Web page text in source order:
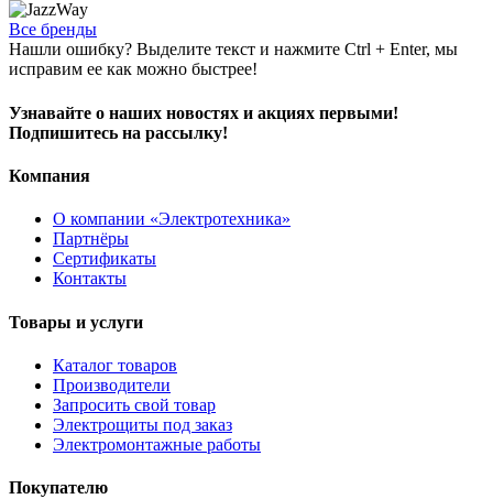
Все бренды
Нашли ошибку? Выделите текст и нажмите Ctrl + Enter, мы
исправим ее как можно быстрее!
Узнавайте о наших новостях и акциях первыми!
Подпишитесь на рассылку!
Компания
О компании «Электротехника»
Партнёры
Сертификаты
Контакты
Товары и услуги
Каталог товаров
Производители
Запросить свой товар
Электрощиты под заказ
Электромонтажные работы
Покупателю